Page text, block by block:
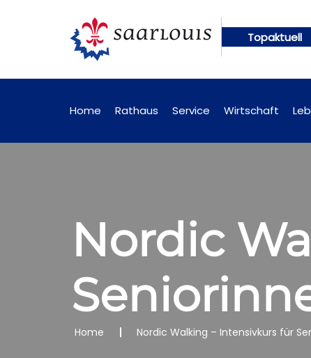
Topaktuell
künftig online abrufbar Öffentliche
Home Rathaus Service Wirtschaft
Nordic
Home Nordic Walking – Intensivkurs für